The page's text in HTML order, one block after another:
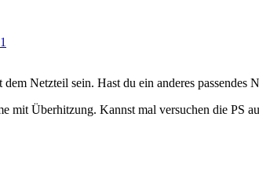
Netzteil sein. Hast du ein anderes passendes
mit Überhitzung. Kannst mal versuchen die PS